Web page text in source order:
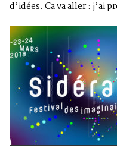
d’idées. Ca va aller : j’ai